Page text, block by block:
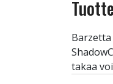
takaa